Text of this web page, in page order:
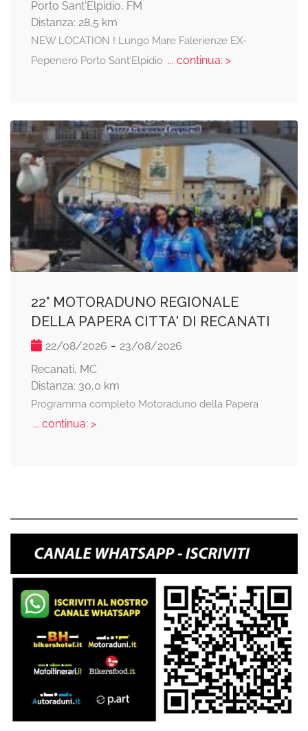
Porto Sant'Elpidio, FM
Distanza: 28,5 km
NEW LOCATION ! Lungo Mare Falerienze EX-
Pepenero Porto Sant’Elpidio... continua: >
22° MOTORADUNO REGIONALE
DELLA PAPERA CITTA' DI RECANATI
22/08/2026 - 23/08/2026
Recanati, MC
Distanza: 30,0 km
Programma completo Motoraduno della Papera
... continua: >